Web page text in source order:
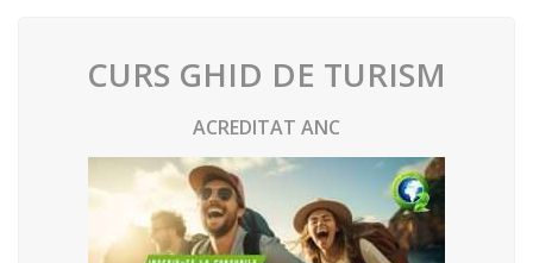
CURS GHID DE TURISM
ACREDITAT ANC